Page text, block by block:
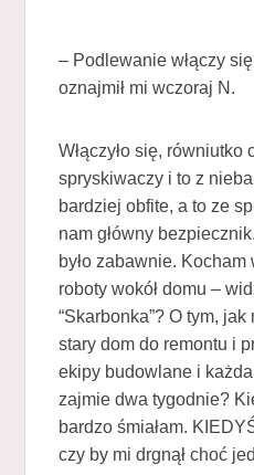
– Podlewanie włączy
oznajmił mi wczoraj N.
Włączyło się, równiutko
spryskiwaczy i to z
bardziej obfite, a to ze
nam główny
było zabawnie.
roboty wokół domu –
“Skarbonka”? O tym,
stary dom do remontu i
ekipy budowlane i
zajmie dwa tygodnie?
bardzo śmiałam.
czy by mi drgnął choć